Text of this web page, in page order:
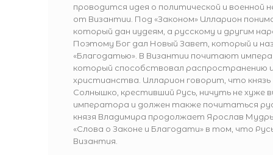
проводится идея о политической и военной
от Византии. Под «Законом» Илларион
который дан иудеям, а русскому и другим
Поэтому Бог дал Новый Завет, который и
«Благодатью». В Византии почитают
который способствовал распространению
христианства. Илларион говорит, что
Солнышко, крестивший Русь, ничуть не хуже
императора и должен также почитаться
князя Владимира продолжает Ярослав
«Слова о Законе и Благодати» в том, что
Византия.